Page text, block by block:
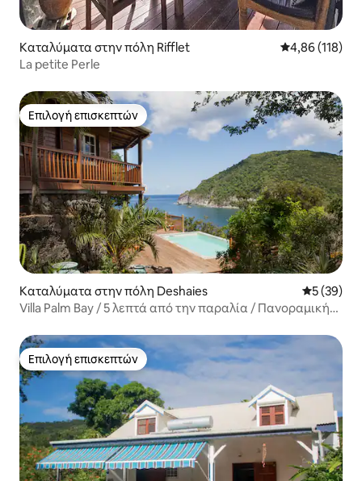
Καταλύματα στην πόλη Rifflet Μέση
4,86 (118)
La petite Perle
Επιλογή επισκεπτών
Επιλογή επισκεπτών
Καταλύματα στην πόλη Deshaies Μέση
5 (39)
Villa Palm Bay / 5 λεπτά από την παραλία / Πανοραμική
Επιλογή επισκεπτών
Επιλογή επισκεπτών